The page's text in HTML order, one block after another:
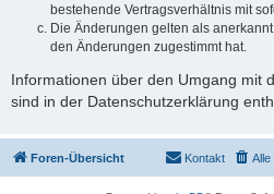
bestehende Vertragsverhältnis mit
Die Änderungen gelten als
den Änderungen zugestimmt hat.
Informationen über den Umgang mit
sind in der Datenschutzerklärung
Foren-Übersicht Alle
Kontakt